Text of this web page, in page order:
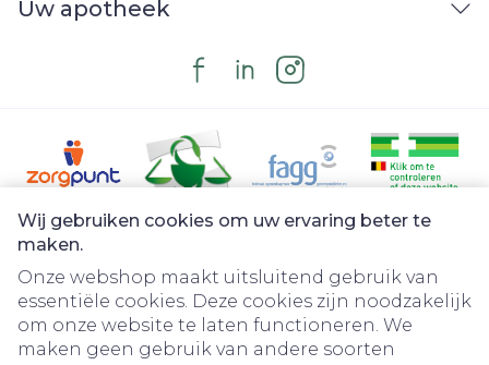
Wij gebruiken cookies om uw ervaring beter te
maken.
Onze webshop maakt uitsluitend gebruik van
essentiële cookies. Deze cookies zijn noodzakelijk
om onze website te laten functioneren. We
maken geen gebruik van andere soorten
Uw apotheek
Juridische links